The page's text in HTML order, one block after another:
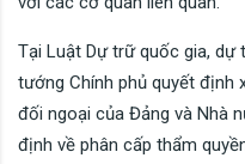
Tại Luật Dự trữ quốc gia,
tướng Chính phủ quyết định
đối ngoại của Đảng và Nhà
định về phân cấp thẩm